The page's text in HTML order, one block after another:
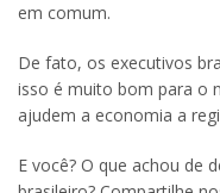
em comum.
De fato, os executivos
isso é muito bom para o
ajudem a economia a
E você? O que achou de